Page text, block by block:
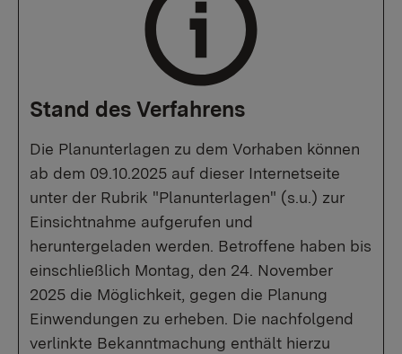
Stand des Verfahrens
Die Planunterlagen zu dem Vorhaben können
ab dem 09.10.2025 auf dieser Internetseite
unter der Rubrik "Planunterlagen" (s.u.) zur
Einsichtnahme aufgerufen und
heruntergeladen werden. Betroffene haben bis
einschließlich Montag, den 24. November
2025 die Möglichkeit, gegen die Planung
Einwendungen zu erheben. Die nachfolgend
verlinkte Bekanntmachung enthält hierzu